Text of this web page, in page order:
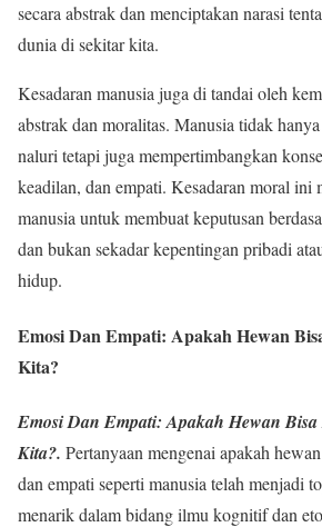
secara abstrak dan menciptakan narasi
dunia di sekitar kita.
Kesadaran manusia juga di tandai oleh
abstrak dan moralitas. Manusia tidak
naluri tetapi juga mempertimbangkan
keadilan, dan empati. Kesadaran moral ini
manusia untuk membuat keputusan
dan bukan sekadar kepentingan pribadi
hidup.
Emosi Dan Empati: Apakah Hewan
Kita?
Emosi Dan Empati: Apakah Hewan Bisa
Kita?. Pertanyaan mengenai apakah
dan empati seperti manusia telah menjadi
menarik dalam bidang ilmu kognitif dan